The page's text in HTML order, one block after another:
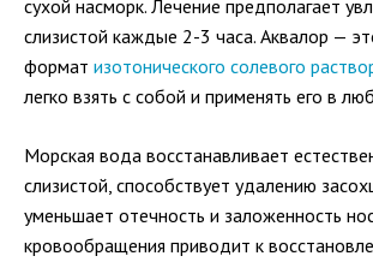
сухой насморк. Лечение предполагает
слизистой каждые 2-3 часа. Аквалор —
формат изотонического солевого
легко взять с собой и применять его в
Морская вода восстанавливает
слизистой, способствует удалению
уменьшает отечность и заложенность
кровообращения приводит к